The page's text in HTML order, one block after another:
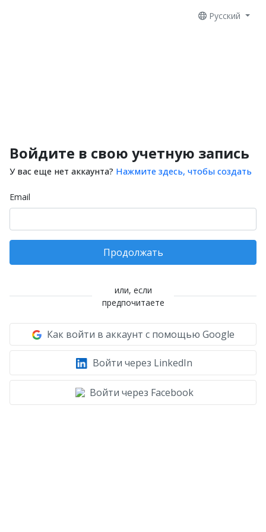
Русский
Войдите в свою учетную запись
У вас еще нет аккаунта? Нажмите здесь, чтобы создать
Email
Продолжать
или, если
предпочитаете
Как войти в аккаунт с помощью Google
Войти через LinkedIn
Войти через Facebook